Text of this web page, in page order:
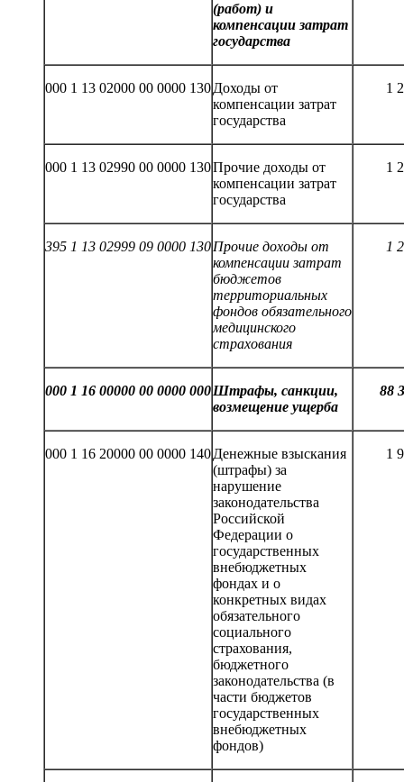
(работ) и
компенсации затрат
государства
000 1 13 02000 00 0000 130Доходы от
компенсации затрат
государства
1
000 1 13 02990 00 0000 130Прочие доходы от
компенсации затрат
государства
1
395 1 13 02999 09 0000 130Прочие доходы от
компенсации затрат
бюджетов
территориальных
фондов обязательного
медицинского
страхования
1
000 1 16 00000 00 0000 000Штрафы, санкции,
возмещение ущерба
88
000 1 16 20000 00 0000 140Денежные взыскания
(штрафы) за
нарушение
законодательства
Российской
Федерации о
государственных
внебюджетных
фондах и о
конкретных видах
обязательного
социального
страхования,
бюджетного
законодательства (в
части бюджетов
государственных
внебюджетных
фондов)
1